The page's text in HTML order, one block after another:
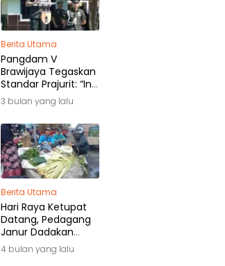
Berita Utama
Pangdam V
Brawijaya Tegaskan
Standar Prajurit: “Ini
Awal Pengabdian,
Bukan Akhir
Perjalanan”
3 bulan yang lalu
Berita Utama
Hari Raya Ketupat
Datang, Pedagang
Janur Dadakan
Raup Untung Besar
4 bulan yang lalu